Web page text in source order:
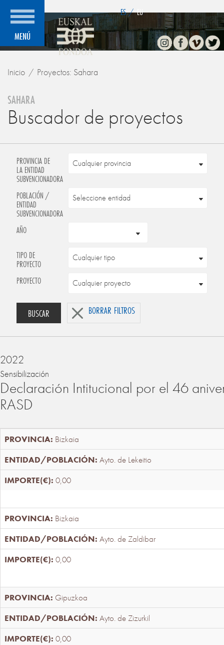
MENÚ
ES / EU
InstagramFacebook
Vimeo
Inicio Proyectos: Sahara
SAHARA
Buscador de proyectos
PROVINCIA DE
LA ENTIDAD
SUBVENCIONADORA
POBLACIÓN /
ENTIDAD
SUBVENCIONADORA
AÑO
TIPO DE
PROYECTO
PROYECTO
BUSCAR BORRAR FILTROS
2022
Sensibilización
Declaración Intitucional por el 46
RASD
Bizkaia
Ayto. de Lekeitio
0,00
Bizkaia
Ayto. de Zaldibar
0,00
Gipuzkoa
Ayto. de Zizurkil
0,00